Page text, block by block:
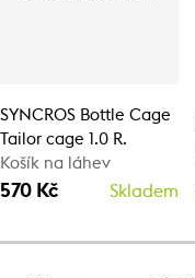
SYNCROS Bottle Cage
Tailor cage 1.0 R.
Košík na láhev
570 Kč Skladem